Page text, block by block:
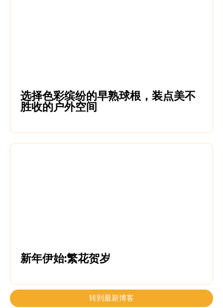
选择色彩缤纷的早熟球根，装点美不
胜收的户外空间
新年伊始:繁花贺岁
转到最新博客